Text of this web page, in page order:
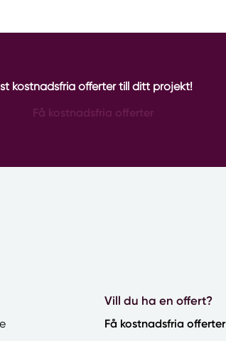
kostnadsfria offerter till ditt projekt!
Få kostnadsfria offerter
Vill du ha en offert?
Få kostnadsfria offerter